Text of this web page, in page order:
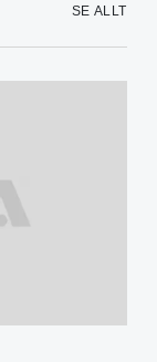
SE ALLT